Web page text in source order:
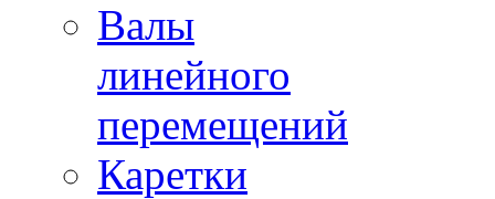
Валы
линейного
перемещений
Каретки